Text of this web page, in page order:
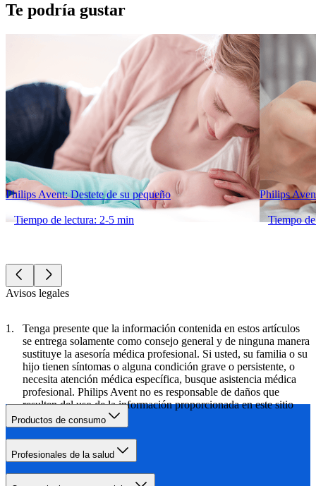
Te podría gustar
Philips Avent: Destete de su pequeño
Tiempo de lectura: 2-5 min
Philips
Tiempo
Avisos legales
Tenga presente que la información contenida en estos artículos
se entrega solamente como consejo general y de ninguna manera
sustituye la asesoría médica profesional. Si usted, su familia o su
hijo tienen síntomas o alguna condición grave o persistente, o
necesita atención médica específica, busque asistencia médica
profesional. Philips Avent no es responsable de daños que
resulten del uso de la información proporcionada en este sitio
web.
Productos de consumo
Profesionales de la salud